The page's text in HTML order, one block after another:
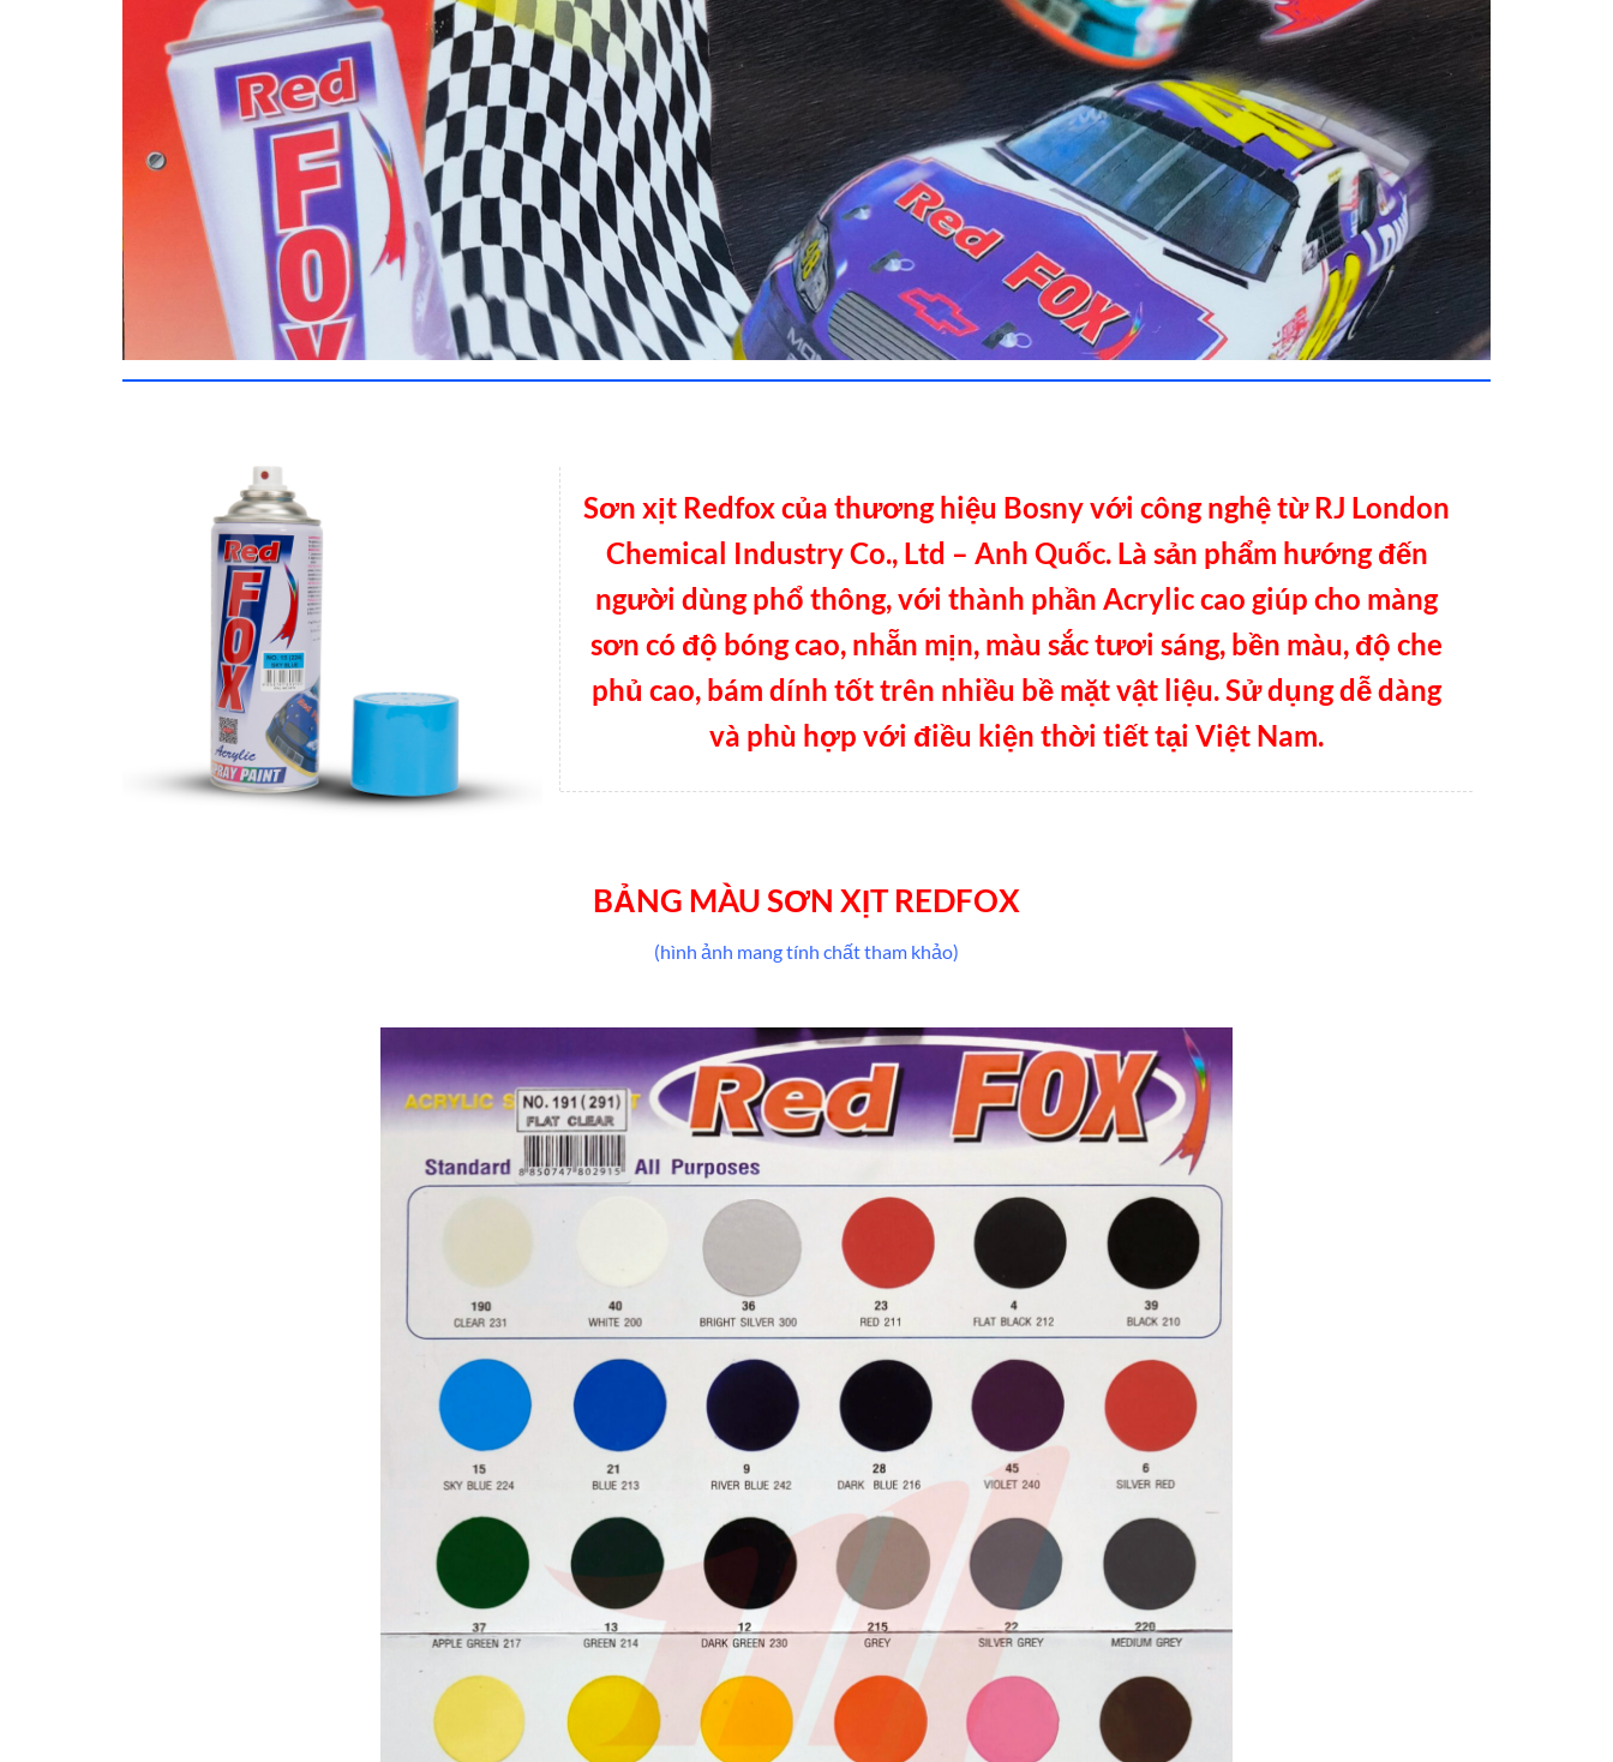
Sơn xịt Redfox của thương hiệu Bosny với công nghệ từ RJ London
Chemical Industry Co., Ltd – Anh Quốc. Là sản phẩm hướng đến
người dùng phổ thông, với thành phần Acrylic cao giúp cho màng
sơn có độ bóng cao, nhẵn mịn, màu sắc tươi sáng, bền màu, độ che
phủ cao, bám dính tốt trên nhiều bề mặt vật liệu. Sử dụng dễ dàng
và phù hợp với điều kiện thời tiết tại Việt Nam.
BẢNG MÀU SƠN XỊT REDFOX
(hình ảnh mang tính chất tham khảo)